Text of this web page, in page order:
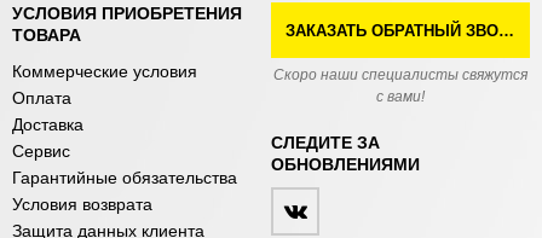
УСЛОВИЯ ПРИОБРЕТЕНИЯ
ТОВАРА
Коммерческие условия
Оплата
Доставка
Сервис
Гарантийные обязательства
Условия возврата
Защита данных клиента
ЗАКАЗАТЬ ОБРАТНЫЙ ЗВОНОК
Скоро наши специалисты свяжутся
с вами!
СЛЕДИТЕ ЗА
ОБНОВЛЕНИЯМИ